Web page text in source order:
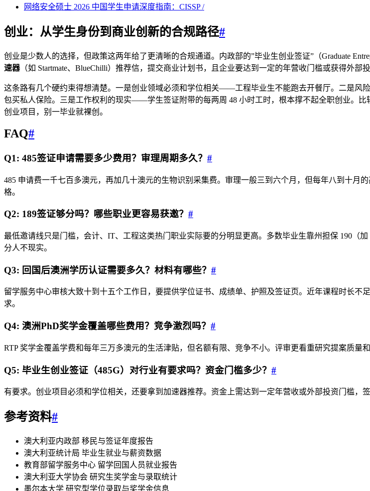
网络安全硕士 2026 中国学生申请深度指南：CISSP /
创业：从学生身份到商业创新的合规路径#
创业是少数人的选择，但政策这两年给了更清晰的合规通道。内政部的”毕业生创业签证”（Graduate
速器（如 Startmate、BlueChilli）推荐信，提交商业计划书，且企业要达到一定的年营收门槛或获得外部
这条路有几个硬约束得想清楚。一是创业领域必须和学位相关——工程毕业生不能跑去开餐厅。二是风
包买私人保险。三是工作权利的现实——学生签证附带的每两周 48 小时工时，根本撑不起全职创业。
创业项目，别一毕业就裸创。
FAQ#
Q1: 485签证申请需要多少费用？审理周期多久？ #
485 申请费一千七百多澳元，再加几十澳元的生物识别采集费。审理一般三到六个月，但每年八到十月
格。
Q2: 189签证够分吗？哪些职业更容易获邀？ #
最低邀请线只是门槛，会计、IT、工程这类热门职业实际要的分明显更高。多数毕业生靠州担保 190（
分人不现实。
Q3: 回国后澳洲学历认证需要多久？材料有哪些？ #
留学服务中心审核大致十到十五个工作日，要提供学位证书、成绩单、护照及签证页。近年课程时长
求。
Q4: 澳洲PhD奖学金覆盖哪些费用？竞争激烈吗？ #
RTP 奖学金覆盖学费和每年三万多澳元的生活津贴，但名额有限、竞争不小。评审更看重研究提案质量
Q5: 毕业生创业签证（485G）对行业有要求吗？资金门槛多少？ #
有要求。创业项目必须和学位相关，还要拿到加速器推荐。资金上需达到一定年营收或外部投资门槛，
参考资料#
澳大利亚内政部 移民与签证年度报告
澳大利亚统计局 毕业生就业与薪资数据
教育部留学服务中心 留学回国人员就业报告
澳大利亚大学协会 研究生奖学金与录取统计
墨尔本大学 研究型学位录取与奖学金信息